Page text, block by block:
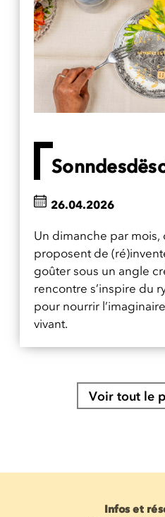
Un dimanche par mois,
proposent de
goûter sous un angle
rencontre s’inspire du
pour nourrir
vivant.
26.04.2026
Voir tout le
Infos et